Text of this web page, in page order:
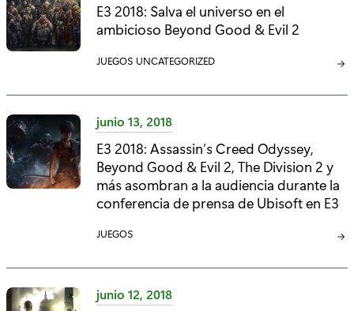
O
R
A
E3 2018: Salva el universo en el
ambicioso Beyond Good & Evil 2
C
T
G
O
R
Í
A
JUEGOS C
T
G
O
R
Í
A
UNCATEGORIZED
junio 13, 2018
E3 2018: Assassin’s Creed Odyssey,
Beyond Good & Evil 2, The Division 2 y
más asombran a la audiencia durante la
conferencia de prensa de Ubisoft en E3
C
T
G
JUEGOS
junio 12, 2018